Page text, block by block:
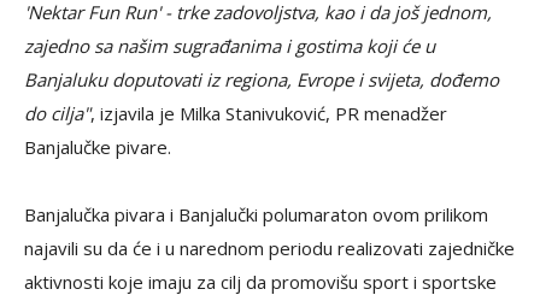
'Nektar Fun Run' - trke zadovoljstva, kao i da još jednom,
zajedno sa našim sugrađanima i gostima koji će u
Banjaluku doputovati iz regiona, Evrope i svijeta, dođemo
do cilja", izjavila je Milka Stanivuković, PR menadžer
Banjalučke pivare.
Banjalučka pivara i Banjalučki polumaraton ovom prilikom
najavili su da će i u narednom periodu realizovati zajedničke
aktivnosti koje imaju za cilj da promovišu sport i sportske